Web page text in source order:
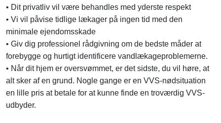
• Dit privatliv vil være behandles med yderste respekt
• Vi vil påvise tidlige lækager på ingen tid med den
minimale ejendomsskade
• Giv dig professionel rådgivning om de bedste måder at
forebygge og hurtigt identificere vandlækageproblemerne.
• Når dit hjem er oversvømmet, er det sidste, du vil høre, at
alt sker af en grund. Nogle gange er en VVS-nødsituation
en lille pris at betale for at kunne finde en troværdig VVS-
udbyder.